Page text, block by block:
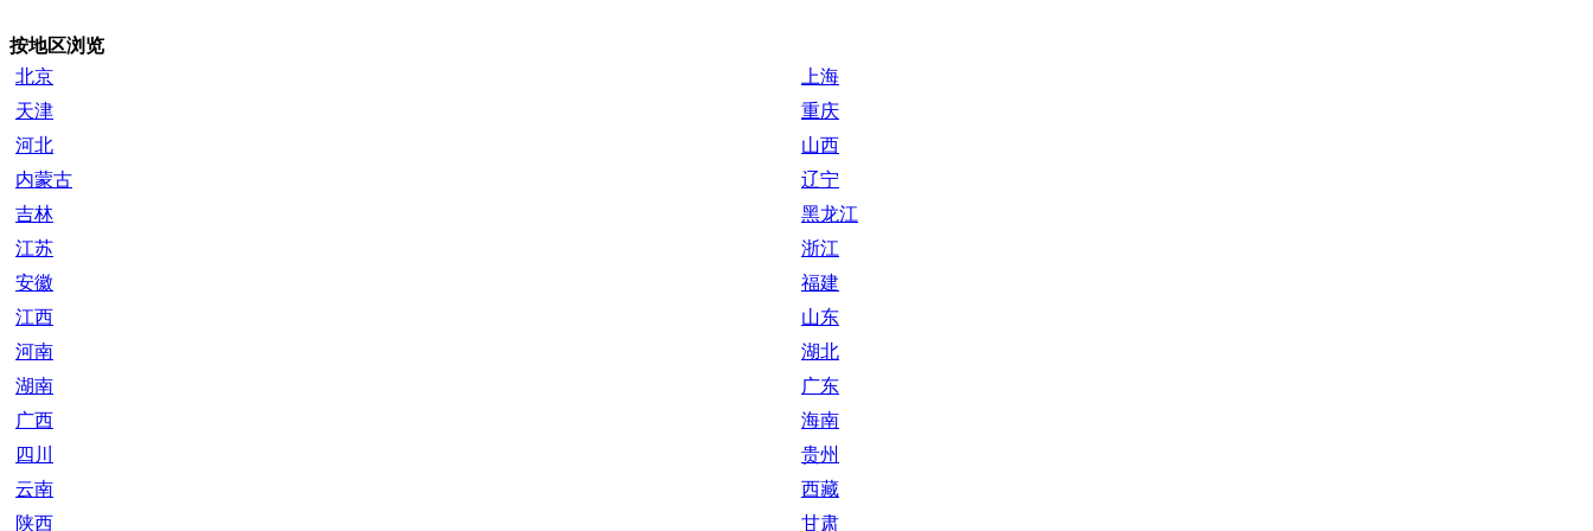
按地区浏览
北京
上海
天津
重庆
河北
山西
内蒙古
辽宁
吉林
黑龙江
江苏
浙江
安徽
福建
江西
山东
河南
湖北
湖南
广东
广西
海南
四川
贵州
云南
西藏
陕西
甘肃